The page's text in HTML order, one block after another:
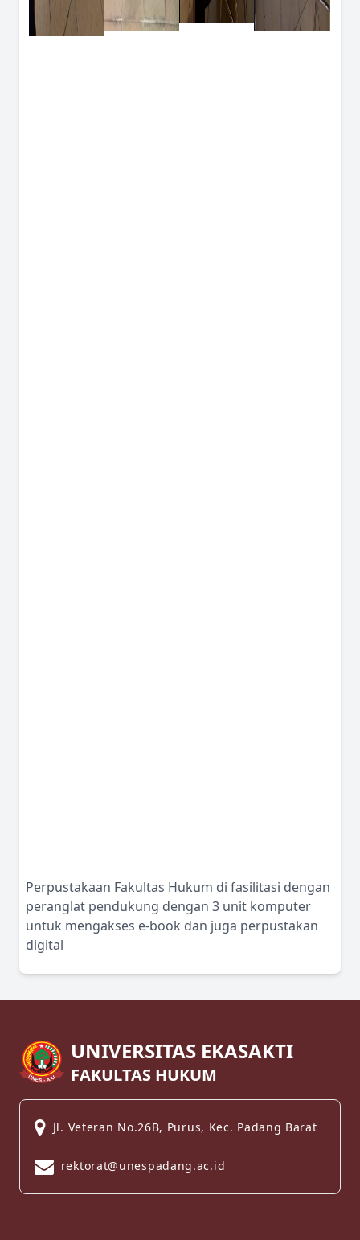
Perpustakaan Fakultas Hukum di fasilitasi dengan
peranglat pendukung dengan 3 unit komputer
untuk mengakses e-book dan juga perpustakan
digital
UNIVERSITAS EKASAKTI
FAKULTAS HUKUM
Jl. Veteran No.26B, Purus, Kec. Padang Barat
rektorat@unespadang.ac.id